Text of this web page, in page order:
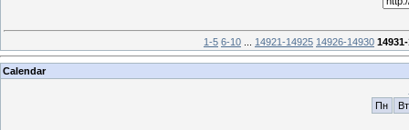
1-5 6-10 14921-14925 14926-14930
Calendar
Пн
Вт